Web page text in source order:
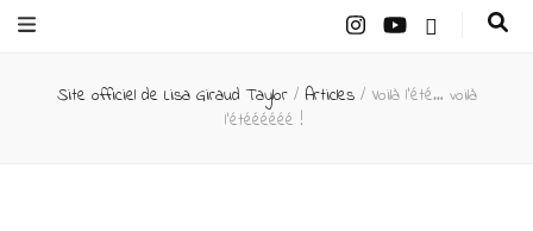
Taylor –
Auteur
Site officiel de Lisa Giraud Taylor / Articles / Voilà l’été… voilà
l’étéééééé !